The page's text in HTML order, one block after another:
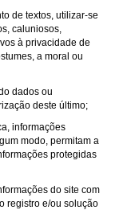
de textos, utilizar-se
caluniosos,
à privacidade de
a moral ou
dados ou
deste último;
informações
modo, permitam a
protegidas
do site com
registro e/ou solução